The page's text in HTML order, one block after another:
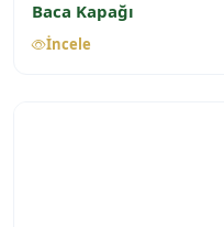
Baca Kapağı
İncele